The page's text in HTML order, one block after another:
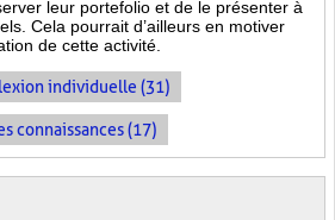
leur portefolio et de le présenter à
Cela pourrait d’ailleurs en motiver
de cette activité.
individuelle (31)
connaissances (17)